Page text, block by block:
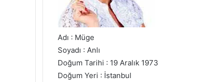
Adı : Müge
Soyadı : Anlı
Doğum Tarihi : 19 Aralık 1973
Doğum Yeri : İstanbul